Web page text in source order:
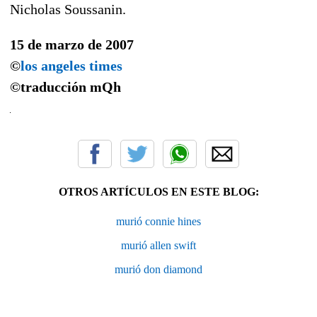
Nicholas Soussanin.
15 de marzo de 2007
©los angeles times
©traducción mQh
OTROS ARTÍCULOS EN ESTE BLOG:
murió connie hines
murió allen swift
murió don diamond